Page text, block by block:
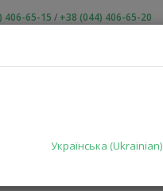
Українська (Ukrainian)
406-65-15 / +38 (044) 406-65-20